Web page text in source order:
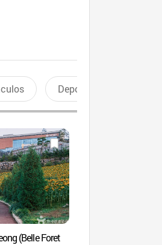
Deportes recreativos
(Belle Foret